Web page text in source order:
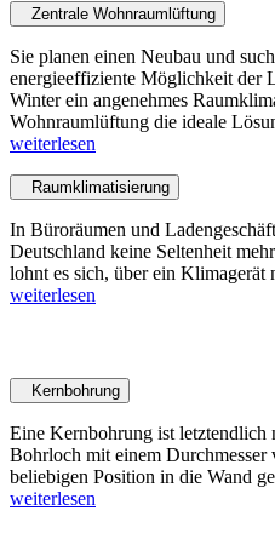
Zentrale Wohnraumlüftung
Sie planen einen Neubau und
energieeffiziente Möglichkeit der
Winter ein angenehmes
Wohnraumlüftung die ideale
weiterlesen
Raumklimatisierung
In Büroräumen und
Deutschland keine Seltenheit
lohnt es sich, über ein Klimagerät
weiterlesen
Kernbohrung
Eine Kernbohrung ist letztendlich
Bohrloch mit einem Durchmesser
beliebigen Position in die Wand
weiterlesen